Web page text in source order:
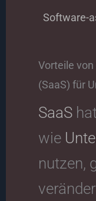
Software-
Vorteile
(SaaS) für
SaaS
wie
nutzen,